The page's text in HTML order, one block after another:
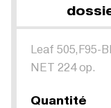
Leaf 505,F95-BL
NET 224 op.
Quantité